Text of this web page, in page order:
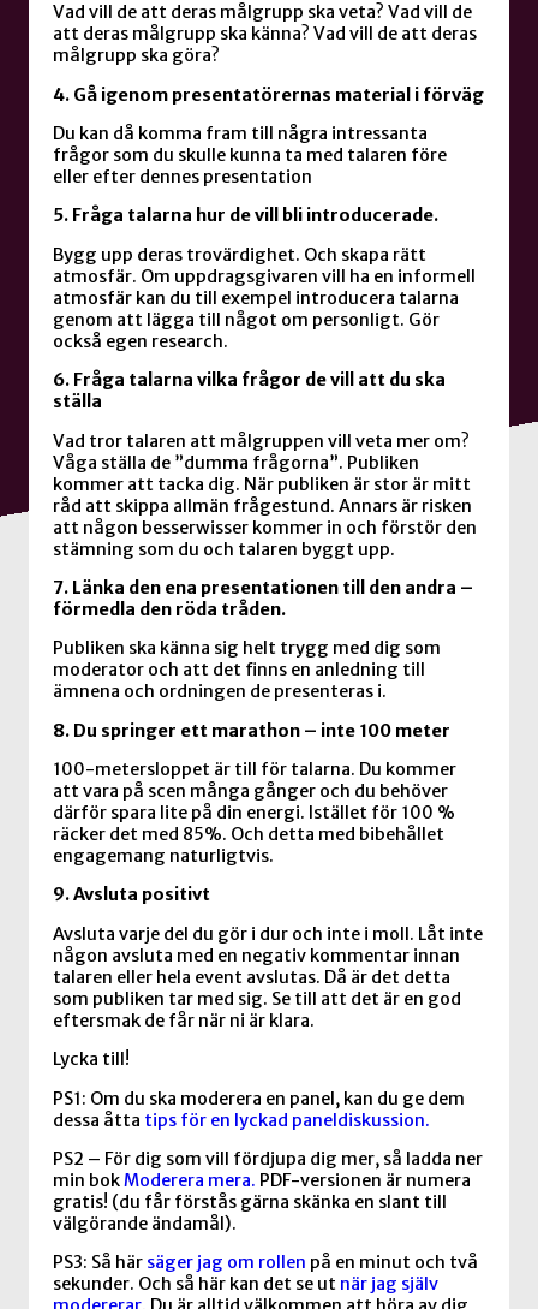
Vad vill de att deras målgrupp ska veta? Vad vill de
att deras målgrupp ska känna? Vad vill de att deras
målgrupp ska göra?
4. Gå igenom presentatörernas material i förväg
Du kan då komma fram till några intressanta
frågor som du skulle kunna ta med talaren före
eller efter dennes presentation
5. Fråga talarna hur de vill bli introducerade.
Bygg upp deras trovärdighet. Och skapa rätt
atmosfär. Om uppdragsgivaren vill ha en informell
atmosfär kan du till exempel introducera talarna
genom att lägga till något om personligt. Gör
också egen research.
6. Fråga talarna vilka frågor de vill att du ska
ställa
Vad tror talaren att målgruppen vill veta mer om?
Våga ställa de ”dumma frågorna”. Publiken
kommer att tacka dig. När publiken är stor är mitt
råd att skippa allmän frågestund. Annars är risken
att någon besserwisser kommer in och förstör den
stämning som du och talaren byggt upp.
7. Länka den ena presentationen till den andra –
förmedla den röda tråden.
Publiken ska känna sig helt trygg med dig som
moderator och att det finns en anledning till
ämnena och ordningen de presenteras i.
8. Du springer ett marathon – inte 100 meter
100-metersloppet är till för talarna. Du kommer
att vara på scen många gånger och du behöver
därför spara lite på din energi. Istället för 100 %
räcker det med 85%. Och detta med bibehållet
engagemang naturligtvis.
9. Avsluta positivt
Avsluta varje del du gör i dur och inte i moll. Låt inte
någon avsluta med en negativ kommentar innan
talaren eller hela event avslutas. Då är det detta
som publiken tar med sig. Se till att det är en god
eftersmak de får när ni är klara.
Lycka till!
PS1: Om du ska moderera en panel, kan du ge dem
dessa åtta tips för en lyckad paneldiskussion.
PS2 – För dig som vill fördjupa dig mer, så ladda ner
min bokModerera mera. PDF-versionen är numera
gratis! (du får förstås gärna skänka en slant till
välgörande ändamål).
PS3: Så här säger jag om rollen på en minut och två
sekunder. Och så här kan det se ut när jag själv